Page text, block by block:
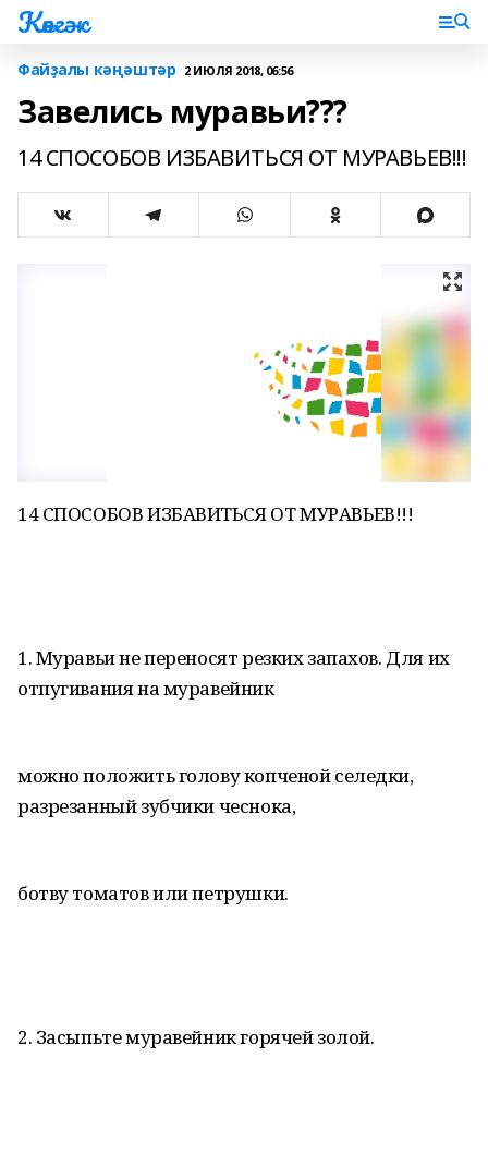
Көнгәк
Файҙалы кәңәштәр 2 ИЮЛЯ 2018, 06:56
Завелись муравьи???
14 СПОСОБОВ ИЗБАВИТЬСЯ ОТ МУРАВЬЕВ!!!
14 СПОСОБОВ ИЗБАВИТЬСЯ ОТ МУРАВЬЕВ!!!
1. Муравьи не переносят резких запахов. Для их
отпугивания на муравейник
можно положить голову копченой селедки,
разрезанный зубчики чеснока,
ботву томатов или петрушки.
2. Засыпьте муравейник горячей золой.